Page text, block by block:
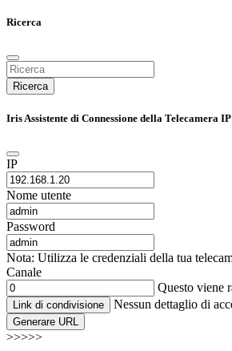
Ricerca
Ricerca
Iris Assistente di Connessione della Telecamera IP
IP
Nome utente
Password
Nota: Utilizza le credenziali della tua
Canale
Questo viene
Link di condivisione Nessun dettaglio di
Generare URL
>>>>>